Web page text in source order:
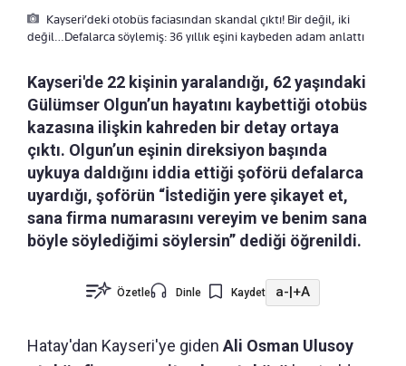
Kayseri’deki otobüs faciasından skandal çıktı! Bir değil, iki
değil…Defalarca söylemiş: 36 yıllık eşini kaybeden adam anlattı
Kayseri'de 22 kişinin yaralandığı, 62 yaşındaki
Gülümser Olgun’un hayatını kaybettiği otobüs
kazasına ilişkin kahreden bir detay ortaya
çıktı. Olgun’un eşinin direksiyon başında
uykuya daldığını iddia ettiği şoförü defalarca
uyardığı, şoförün “İstediğin yere şikayet et,
sana firma numarasını vereyim ve benim sana
böyle söylediğimi söylersin” dediği öğrenildi.
Özetle Dinle Kaydet a-|+A
Hatay'dan Kayseri'ye giden Ali Osman Ulusoy